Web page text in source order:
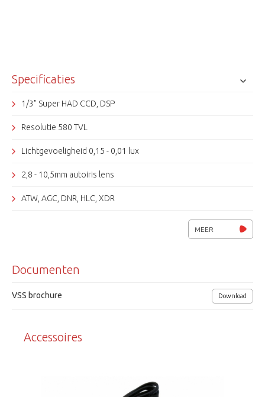
Specificaties
1/3" Super HAD CCD, DSP
Resolutie 580 TVL
Lichtgevoeligheid 0,15 - 0,01 lux
2,8 - 10,5mm autoiris lens
ATW, AGC, DNR, HLC, XDR
IR filter, 3 assen
Spanning 12 Vdc / 24 Vac, 9.6W.
MEER
Documenten
VSS brochure Download
Accessoires